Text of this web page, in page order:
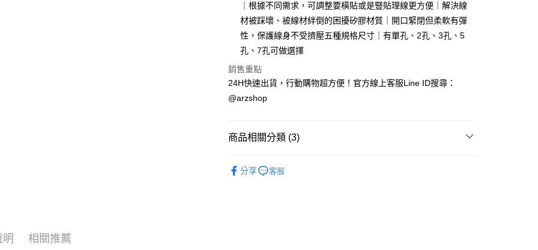
Apple Pay
街口支付
Google Pay
全盈+PAY
ATM付款
運送方式
每筆NT$60，滿NT$599(含以上)免運費
｜根據不同需求，可調整要橫貼或是豎貼理線更方便｜解決線
材被踩壞、被線材絆倒的困擾矽膠材質｜開口緊閉但柔軟有彈
性，保護線身不受擠壓五種規格尺寸｜有單孔、2孔、3孔、5
孔、7孔可做選擇
銷售重點
24H快速出貨，行動購物超方便！官方線上客服Line ID搜尋：
@arzshop
商品相關分類 (3)
分享 客服
明 相關推薦